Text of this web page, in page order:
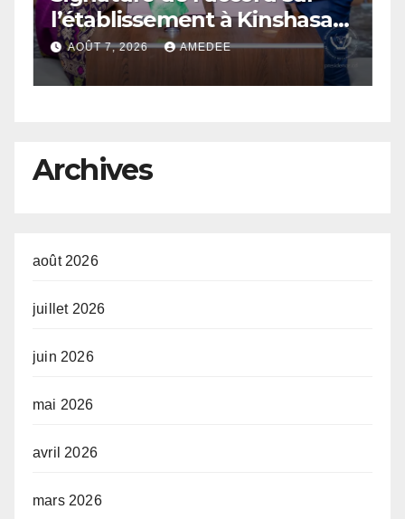
l’établissement à Kinshasa
du bureau-pays de l’Agence
de développement de
(AUDA-NEPAD)
AOÛT 7, 2026 AMEDEE
Archives
août 2026
juillet 2026
juin 2026
mai 2026
avril 2026
mars 2026